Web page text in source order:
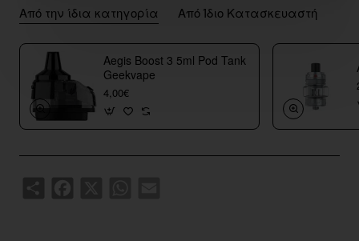
Από την ίδια κατηγορία Από Ίδιο Κατασκευαστή
Aegis Boost 3 5ml Pod Tank
Geekvape
4,00€